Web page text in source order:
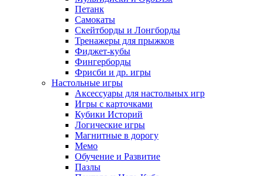
Петанк
Самокаты
Скейтборды и Лонгборды
Тренажеры для прыжков
Фиджет-кубы
Фингерборды
Фрисби и др. игры
Настольные игры
Аксессуары для настольных игр
Игры с карточками
Кубики Историй
Логические игры
Магнитные в дорогу
Мемо
Обучение и Развитие
Пазлы